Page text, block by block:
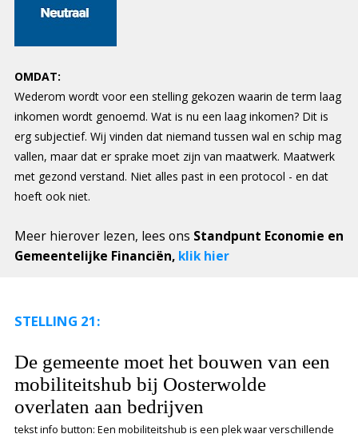
OMDAT:
Wederom wordt voor een stelling gekozen waarin de term laag
inkomen wordt genoemd. Wat is nu een laag inkomen? Dit is
erg subjectief. Wij vinden dat niemand tussen wal en schip mag
vallen, maar dat er sprake moet zijn van maatwerk. Maatwerk
met gezond verstand. Niet alles past in een protocol - en dat
hoeft ook niet.
Meer hierover lezen, lees ons Standpunt Economie en
Gemeentelijke Financiën, klik hier
STELLING 21:
De gemeente moet het bouwen van een
mobiliteitshub bij Oosterwolde
overlaten aan bedrijven
tekst info button: Een mobiliteitshub is een plek waar verschillende